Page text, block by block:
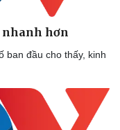
nhanh hơn
ban đầu cho thấy, kinh